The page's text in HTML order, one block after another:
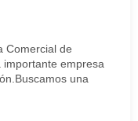
Comercial de
empresa
una